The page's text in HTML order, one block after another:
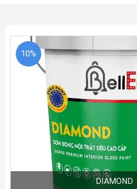
10%
DIAMOND